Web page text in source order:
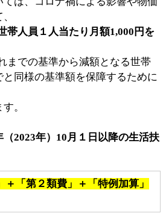
帯人員１人当たり月額1,000円を
までの基準から減額となる世帯
同様の基準額を保障するために
。
（2023年）10月１日以降の生活扶
＋「第２類費」＋「特例加算」